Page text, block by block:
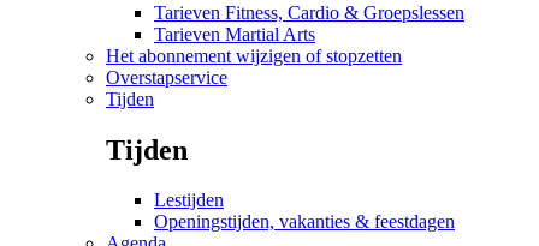
Tarieven Fitness, Cardio & Groepslessen
Tarieven Martial Arts
Het abonnement wijzigen of stopzetten
Overstapservice
Tijden
Tijden
Lestijden
Openingstijden, vakanties & feestdagen